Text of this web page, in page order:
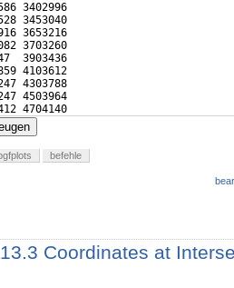
3402996
3453040
3653216
3703260
3903436
4103612
4303788
4503964
4704140
4904316
befehle
13.3 Coordinates at